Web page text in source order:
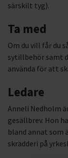
särskilt tyg).
Ta med
Om du vill får du
sytillbehör samt
använda för att
Ledare
Anneli Nedholm
gesällbrev. Hon
bland annat som
skrädderi på